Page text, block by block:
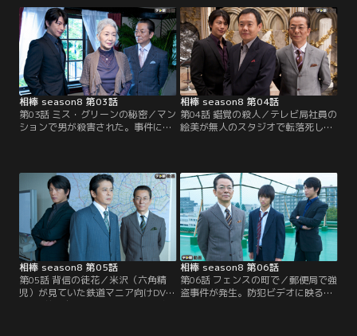
た。たまきを尊に紹介、そのままた
まきの車に乗り込もうとした右京だ
が、たまきに「仲良くしないと」と
促され尊の車で送ってもらうこと
に。
楽関連への出資を打ち切り、青柳が
発行していたジャズ専門誌も廃刊に
追い込もうとしていた男だ。殺害動
機がある青柳は容疑者として浮上す
るが…。
相棒 season8 第03話
第03話 ミス・グリーンの秘密／マン
ションで男が殺害された。事件に関
く尊（及川光博）とその主婦から話
を聞くと、主婦は事件直前に緑（草
笛光子）という老女に被害者男性の
自宅住所を教えていたという。
相棒 season8 第04話
第04話 錯覚の殺人／テレビ局社員の
絵美が無人のスタジオで転落死し
を抱く。
相棒 season8 第05話
第05話 背信の徒花／米沢（六角精
児）が見ていた鉄道マニア向けDVD
に5年前に自殺した国土建設省の官
相棒 season8 第06話
第06話 フェンスの町で／郵便局で強
盗事件が発生。防犯ビデオに映る犯